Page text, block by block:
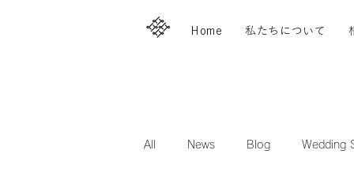
Home 私たちについて
All News Blog Wedding